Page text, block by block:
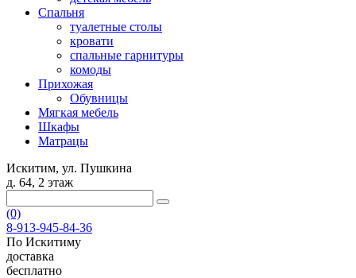
Спальня
туалетные столы
кровати
спальные гарнитуры
комоды
Прихожая
Обувницы
Мягкая мебель
Шкафы
Матрацы
Искитим, ул. Пушкина
д. 64, 2 этаж
(0)
8-913-945-84-36
По Искитиму
доставка
бесплатно